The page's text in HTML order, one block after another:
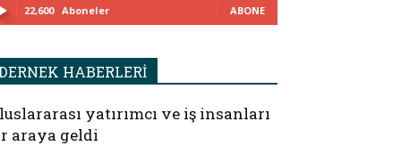
22,600 Aboneler ABONE
HABERLERİ
yatırımcı ve iş insanları
araya geldi